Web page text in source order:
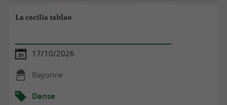
La cecilia tablao
17/10/2026
Bayonne
Danse